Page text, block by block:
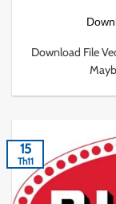
Download File
15
Th11